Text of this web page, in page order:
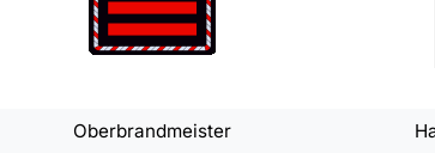
Oberbrandmeister